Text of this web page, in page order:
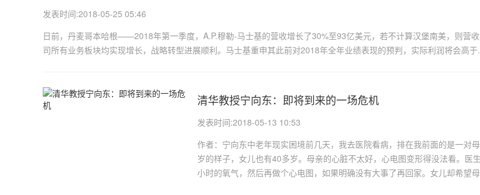
发表时间:2018-05-25 05:46
日前，丹麦哥本哈根——2018年第一季度，A.P.穆勒-马士基的营收增长了30%至93亿美元，若不计算汉堡南美，则营
司所有业务板块均实现增长，战略转型进展顺利。马士基重申其此前对2018年全年业绩表现的预判，实际利润将会高于
清华教授宁向东：即将到来的一场危机
发表时间:2018-05-13 10:53
作者：宁向东中老年现实困境前几天，我去医院看病，排在我前面的是一对
岁的样子，女儿也有40多岁。母亲的心脏不太好，心电图变形得没法看。医
小时的氧气，然后再做个心电图，如果明确没有大事了再回家。女儿却希望